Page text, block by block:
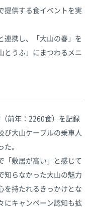
提供する食イベントを実
携し、「大山の春」を
とうふ」にまつわるメニ
前年：2260食）を記録
び大山ケーブルの乗車人
。
敷居が高い」と感じて
知らなかった大山の魅力
を持たれるきっかけとな
にキャンペーン認知も拡